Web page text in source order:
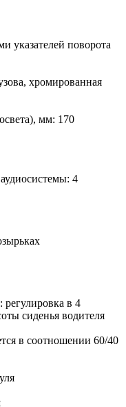
указателей поворота
хромированная
мм: 170
4
регулировка в 4
сиденья водителя
в соотношении 60/40